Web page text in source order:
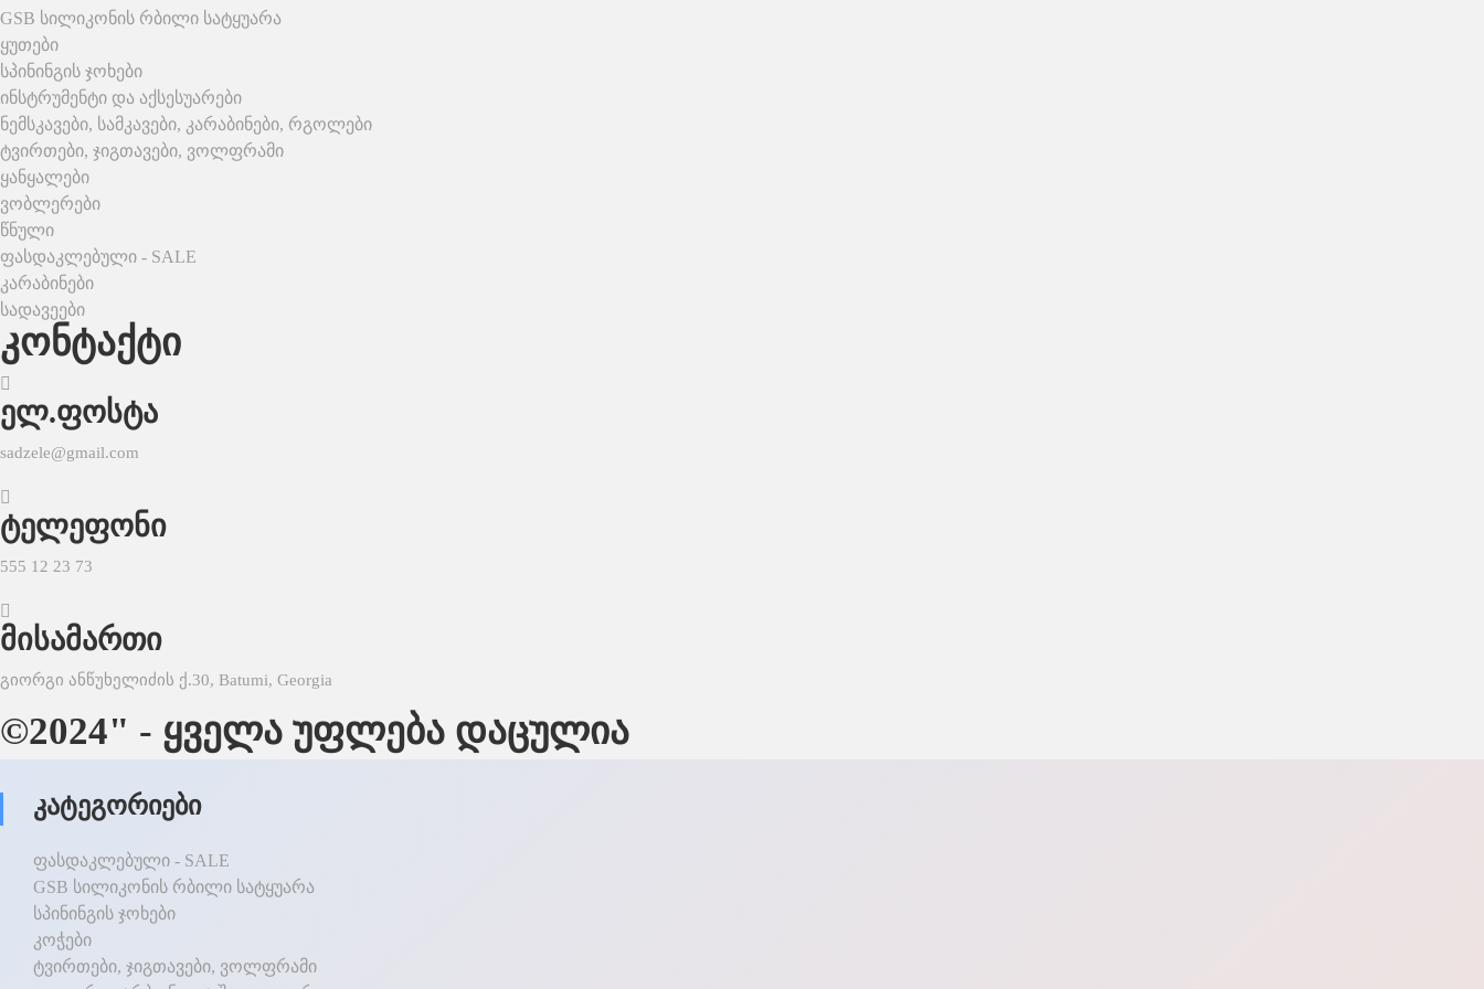
GSB სილიკონის რბილი სატყუარა
ყუთები
სპინინგის ჯოხები
ინსტრუმენტი და აქსესუარები
ნემსკავები, სამკავები, კარაბინები, რგოლები
ტვირთები, ჯიგთავები, ვოლფრამი
ყანყალები
ვობლერები
წნული
ფასდაკლებული - SALE
კარაბინები
სადავეები
კონტაქტი
ელ.ფოსტა
sadzele@gmail.com
ტელეფონი
555 12 23 73
მისამართი
გიორგი ანწუხელიძის ქ.30, Batumi, Georgia
©2024" - ყველა უფლება დაცულია
Კატეგორიები
ფასდაკლებული - SALE
GSB სილიკონის რბილი სატყუარა
სპინინგის ჯოხები
კოჭები
ტვირთები, ჯიგთავები, ვოლფრამი